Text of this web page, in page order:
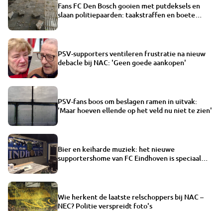
Fans FC Den Bosch gooien met putdeksels en
slaan politiepaarden: taakstraffen en boete
PSV-supporters ventileren frustratie na nieuw
debacle bij NAC: 'Geen goede aankopen'
PSV-fans boos om beslagen ramen in uitvak:
'Maar hoeven ellende op het veld nu niet te zien'
Bier en keiharde muziek: het nieuwe
supportershome van FC Eindhoven is speciaal
Wie herkent de laatste relschoppers bij NAC –
NEC? Politie verspreidt foto's